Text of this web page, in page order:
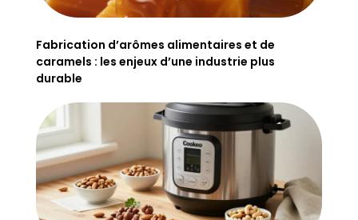
Fabrication d’arômes alimentaires et de
caramels : les enjeux d’une industrie plus
durable